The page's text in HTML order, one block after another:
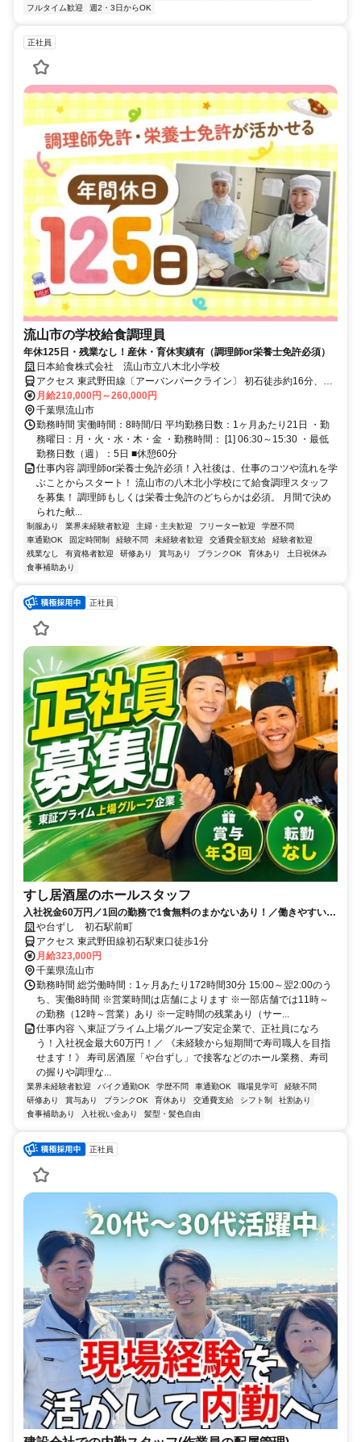
フルタイム歓迎
週2・3日からOK
正社員
流山市の学校給食調理員
年休125日・残業なし！産休・育休実績有（調理師or栄養士免許必須）
日本給食株式会社 流山市立八木北小学校
アクセス 東武野田線〔アーバンパークライン〕 初石徒歩約16分、東
武野田線〔アーバンパークライン〕 流山おおたかの森北出口徒歩約
22分、東武野田線〔アーバンパークライン〕 豊四季徒歩約30分
月給210,000円～260,000円
千葉県流山市
勤務時間 実働時間：8時間/日 平均勤務日数：1ヶ月あたり21日 ・勤
務曜日：月・火・水・木・金 ・勤務時間： [1] 06:30～15:30 ・最低
勤務日数（週）：5日 ■休憩60分
仕事内容 調理師or栄養士免許必須！入社後は、仕事のコツや流れを学
ぶことからスタート！ 流山市の八木北小学校にて給食調理スタッフ
を募集！ 調理師もしくは栄養士免許のどちらかは必須。 月間で決め
られた献...
制服あり 業界未経験者歓迎 主婦・主夫歓迎 フリーター歓迎
学歴不問
車通勤OK
固定時間制 経験不問 未経験者歓迎 交通費全額支給
経験者歓迎
残業なし
有資格者歓迎 研修あり 賞与あり ブランクOK 育休あり
土日祝休み
食事補助あり
正社員
すし居酒屋のホールスタッフ
入社祝金60万円／1回の勤務で1食無料のまかないあり！／働きやすい環
境づくりに力を入れています◎
や台ずし 初石駅前町
アクセス 東武野田線初石駅東口徒歩1分
月給323,000円
千葉県流山市
勤務時間 総労働時間：1ヶ月あたり172時間30分 15:00～翌2:00のう
ち、実働8時間 ※営業時間は店舗によります ※一部店舗では11時～
の勤務（12時～営業）あり ※一定時間の残業あり（サー...
仕事内容 ＼東証プライム上場グループ安定企業で、正社員になろ
う！入社祝金最大60万円！／ 《未経験から短期間で寿司職人を目指
せます！》 寿司居酒屋「や台ずし」で接客などのホール業務、寿司
の握りや調理な...
業界未経験者歓迎 バイク通勤OK 学歴不問 車通勤OK 職場見学可
経験不問
研修あり
賞与あり ブランクOK 育休あり 交通費支給 シフト制
社割あり
食事補助あり
入社祝い金あり 髪型・髪色自由
正社員